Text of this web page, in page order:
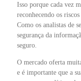
Isso porque cada vez
reconhecendo os
Como os analistas de
segurança da
seguro.
O mercado oferta
e é importante que a